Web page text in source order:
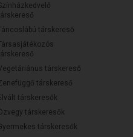
társkereső
társkereső
társkereső
társkeresők
társkeresők
társkeresők